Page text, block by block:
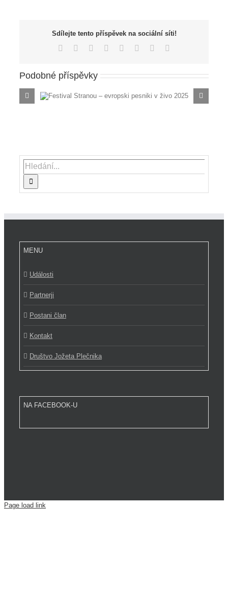
Sdílejte tento příspěvek na sociální síti!
Facebook Reddit LinkedIn
TumblrPinterest
Podobné příspěvky
v
PO
Hledat:
MENU
Události
Partnerji
Postani član
Kontakt
Društvo Jožeta Plečnika
NA FACEBOOK-U
Page load link